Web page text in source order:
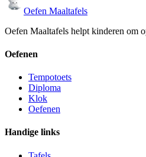
Oefen Maaltafels
Oefen Maaltafels helpt kinderen om
Oefenen
Tempotoets
Diploma
Klok
Oefenen
Handige links